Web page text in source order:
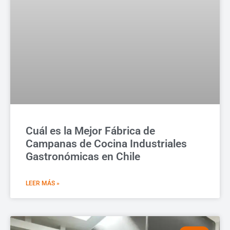
Cuál es la Mejor Fábrica de
Campanas de Cocina Industriales
Gastronómicas en Chile
LEER MÁS »